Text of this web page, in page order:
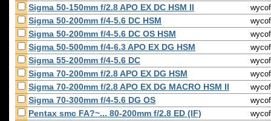
Sigma 50-150mm f/2.8 APO EX DC HSM II
Sigma 50-200mm f/4-5.6 DC HSM
Sigma 50-200mm f/4-5.6 DC OS HSM
Sigma 50-500mm f/4-6.3 APO EX DG HSM
Sigma 55-200mm f/4-5.6 DC
Sigma 70-200mm f/2.8 APO EX DG HSM
Sigma 70-200mm f/2.8 APO EX DG MACRO HSM II
Sigma 70-300mm f/4-5.6 DG OS
Pentax smc FA?~... 80-200mm f/2.8 ED (IF)